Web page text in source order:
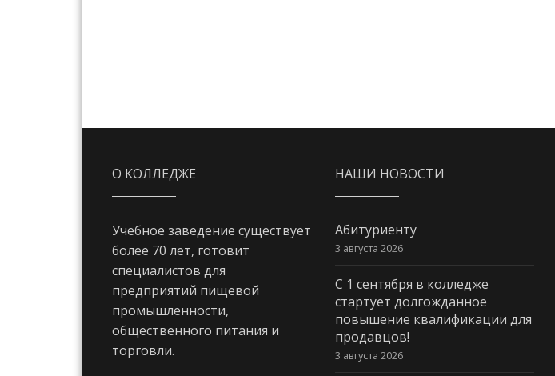
О КОЛЛЕДЖЕ
Учебное заведение существует
более 70 лет, готовит
специалистов для
предприятий пищевой
промышленности,
общественного питания и
торговли.
НАШИ НОВОСТИ
Абитуриенту
3 августа 2026
С 1 сентября в колледже
стартует долгожданное
повышение квалификации для
продавцов!
3 августа 2026